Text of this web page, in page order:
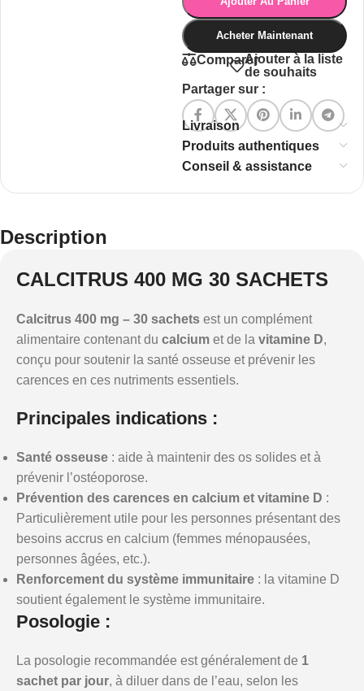
Acheter Maintenant
ComparerAjouter à la liste
de souhaits
Partager sur :
Livraison
Produits authentiques
Conseil & assistance
Description
CALCITRUS 400 MG 30 SACHETS
Calcitrus 400 mg – 30 sachets est un complément
alimentaire contenant du calcium et de la vitamine D,
conçu pour soutenir la santé osseuse et prévenir les
carences en ces nutriments essentiels.
Principales indications :
Santé osseuse : aide à maintenir des os solides et à
prévenir l’ostéoporose.
Prévention des carences en calcium et vitamine D :
Particulièrement utile pour les personnes présentant des
besoins accrus en calcium (femmes ménopausées,
personnes âgées, etc.).
Renforcement du système immunitaire : la vitamine D
soutient également le système immunitaire.
Posologie :
La posologie recommandée est généralement de 1
sachet par jour, à diluer dans de l’eau, selon les